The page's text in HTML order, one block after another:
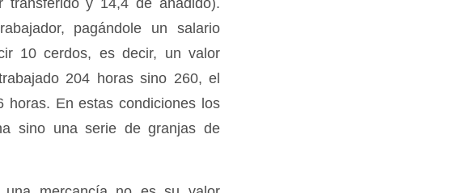
pagándole un salario
10 cerdos, es decir, un valor
204 horas sino 260, el
horas. En estas condiciones los
sino una serie de granjas de